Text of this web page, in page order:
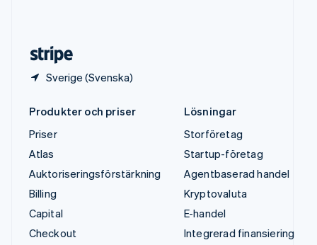
Sverige (Svenska)
Produkter och priser
Priser
Atlas
Auktoriseringsförstärkning
Billing
Capital
Checkout
Lösningar
Storföretag
Startup-företag
Agentbaserad handel
Kryptovaluta
E-handel
Integrerad finansiering